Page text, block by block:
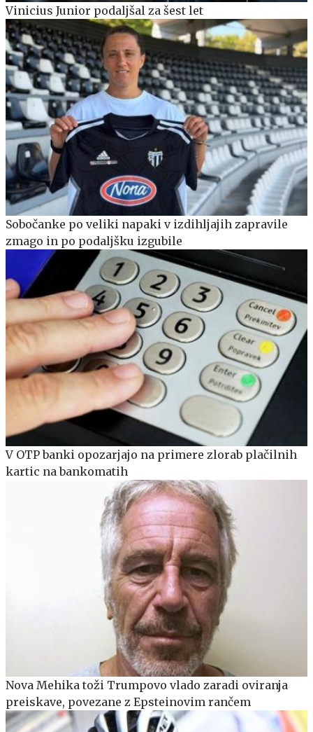
Vinicius Junior podaljšal za šest let
Sobočanke po veliki napaki v izdihljajih zapravile
zmago in po podaljšku izgubile
V OTP banki opozarjajo na primere zlorab plačilnih
kartic na bankomatih
Nova Mehika toži Trumpovo vlado zaradi oviranja
preiskave, povezane z Epsteinovim rančem